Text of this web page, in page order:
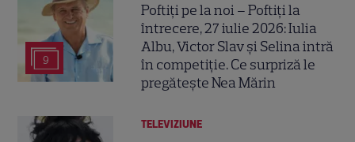
9
Poftiți pe la noi – Poftiți la
întrecere, 27 iulie 2026: Iulia
Albu, Victor Slav și Selina intră
în competiție. Ce surpriză le
pregătește Nea Mărin
TELEVIZIUNE